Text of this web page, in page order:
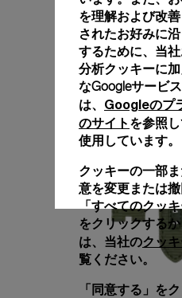
を理解および改
されたお好みに
するために、当
分析クッキーに
なGoogleサービ
は、 Googleのプ
のサイト を参照
使用しています。
クッキーの一部
意を変更または撤
「すべてのクッ
をクリックする
は、当社のクッ
覧ください。
「同意する」を